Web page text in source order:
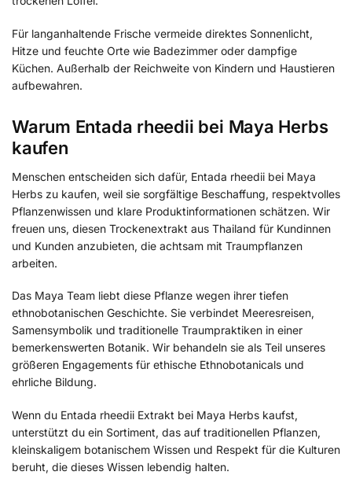
Für langanhaltende Frische vermeide direktes Sonnenlicht,
Hitze und feuchte Orte wie Badezimmer oder dampfige
Küchen. Außerhalb der Reichweite von Kindern und Haustieren
aufbewahren.
Warum Entada rheedii bei Maya Herbs
kaufen
Menschen entscheiden sich dafür, Entada rheedii bei Maya
Herbs zu kaufen, weil sie sorgfältige Beschaffung, respektvolles
Pflanzenwissen und klare Produktinformationen schätzen. Wir
freuen uns, diesen Trockenextrakt aus Thailand für Kundinnen
und Kunden anzubieten, die achtsam mit Traumpflanzen
arbeiten.
Das Maya Team liebt diese Pflanze wegen ihrer tiefen
ethnobotanischen Geschichte. Sie verbindet Meeresreisen,
Samensymbolik und traditionelle Traumpraktiken in einer
bemerkenswerten Botanik. Wir behandeln sie als Teil unseres
größeren Engagements für ethische Ethnobotanicals und
ehrliche Bildung.
Wenn du Entada rheedii Extrakt bei Maya Herbs kaufst,
unterstützt du ein Sortiment, das auf traditionellen Pflanzen,
kleinskaligem botanischem Wissen und Respekt für die Kulturen
beruht, die dieses Wissen lebendig halten.